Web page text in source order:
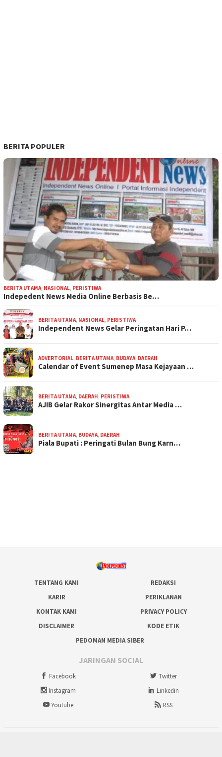
BERITA POPULER
BERITA UTAMA NASIONAL PERISTIWA
Indepedent News Media Online Berbasis Be…
BERITA UTAMA NASIONAL PERISTIWA
Independent News Gelar Peringatan Hari P…
ADVERTORIAL BERITA UTAMA BUDAYA DAERAH
Calendar of Event Sumenep Masa Kejayaan …
BERITA UTAMA DAERAH PERISTIWA
AJIB Gelar Rakor Sinergitas Antar Media …
BERITA UTAMA BUDAYA DAERAH
Piala Bupati : Peringati Bulan Bung Karn…
TENTANG KAMI
REDAKSI
KARIR
PERIKLANAN
KONTAK KAMI
PRIVACY POLICY
DISCLAIMER
KODE ETIK
PEDOMAN MEDIA SIBER
JARINGAN SOCIAL
Facebook
Twitter
Instagram
Linkedin
Youtube
RSS